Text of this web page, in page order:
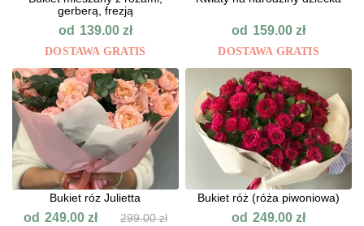
gerberą, frezją
od 139.00 zł
DOSTAWA GRATIS
od 159.00zł
DOSTAWA GRATIS
Bukiet róz Julietta
od 299.00zł
249.00 zł
Bukiet róż (róża piwoniowa)
od 249.00zł